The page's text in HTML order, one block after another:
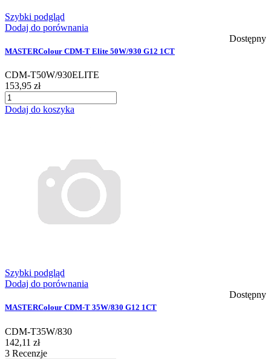
Szybki podgląd
Dodaj do porównania
Dostępny
MASTERColour CDM-T Elite 50W/930 G12 1CT
CDM-T50W/930ELITE
153,95 zł
Dodaj do koszyka
Szybki podgląd
Dodaj do porównania
Dostępny
MASTERColour CDM-T 35W/830 G12 1CT
CDM-T35W/830
142,11 zł
3 Recenzje